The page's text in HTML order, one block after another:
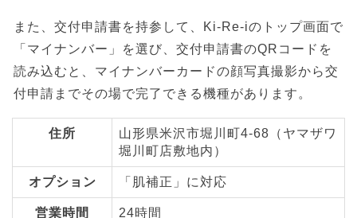
また、交付申請書を持参して、Ki-Re-iのトップ画面で
「マイナンバー」を選び、交付申請書のQRコードを
読み込むと、マイナンバーカードの顔写真撮影から交
付申請までその場で完了できる機種があります。
住所
山形県米沢市堀川町4-68（ヤマザワ
堀川町店敷地内）
オプション 「肌補正」に対応
営業時間 24時間